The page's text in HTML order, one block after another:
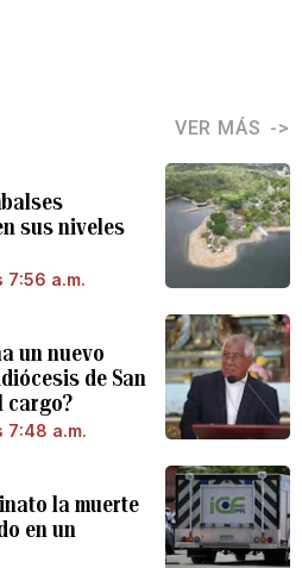
VER MÁS
sus niveles
7:56 a.m.
un nuevo
de San
cargo?
7:48 a.m.
la muerte
en un